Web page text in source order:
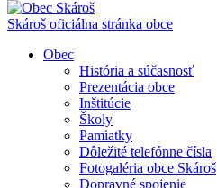
Skároš oficiálna stránka obce
Obec
História a súčasnosť
Prezentácia obce
Inštitúcie
Školy
Pamiatky
Dôležité telefónne čísla
Fotogaléria obce Skároš
Dopravné spojenie